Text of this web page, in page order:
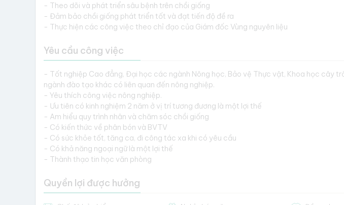
- Theo dõi và phát triển sâu bệnh trên chồi giống
- Đảm bảo chồi giống phát triển tốt và đạt tiến độ đề ra
- Thực hiện các công việc theo chỉ đạo của Giám đốc Vùng nguyên liệu
Yêu cầu công việc
- Tốt nghiệp Cao đẳng, Đại học các ngành Nông học, Bảo vệ Thực vật, Khoa học cây
ngành đào tạo khác có liên quan đến nông nghiệp.
- Yêu thích công việc nông nghiệp.
- Ưu tiên có kinh nghiệm 2 năm ở vị trí tương đương là một lợi thế
- Am hiểu quy trình nhân và chăm sóc chồi giống
- Có kiến thức về phân bón và BVTV
- Có sức khỏe tốt, tăng ca, đi công tác xa khi có yêu cầu
- Có khả năng ngoại ngữ là một lợi thế
- Thành thạo tin học văn phòng
Quyền lợi được hưởng